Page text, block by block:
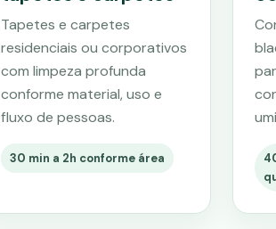
Tapetes e carpetes
residenciais ou corporativos
com limpeza profunda
conforme material, uso e
fluxo de pessoas.
30 min a 2h conforme área